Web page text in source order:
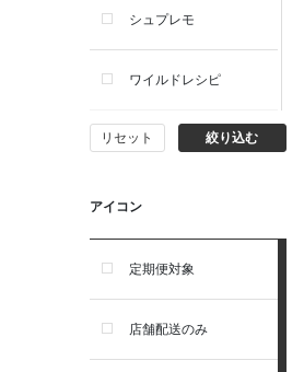
シュプレモ
ワイルドレシピ
ナチュラルチョイス
ウェルネス
アーテミス
セレクトバランス
リセット 絞り込む
アイコン
定期便対象
店舗配送のみ